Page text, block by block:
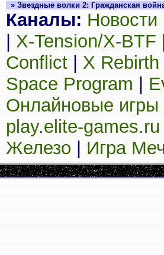
» Звездные волки 2: Гражданская
Каналы: Новости
X-Tension/X-BTF
Conflict
X Rebirth
Space Program
Онлайновые игры
play.elite-games.ru
Железо
Игра